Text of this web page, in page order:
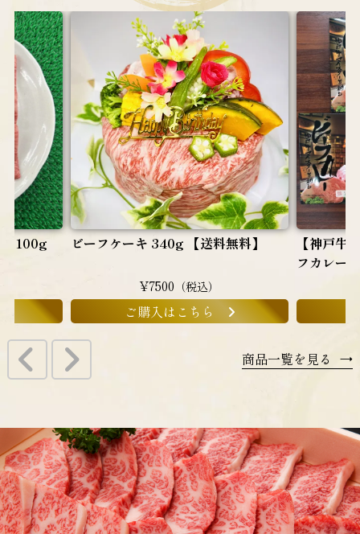
100g ビーフケーキ 340g 【送料無料】
¥7500 （税込）
ご購入はこちら
【神戸牛
フカレー
商品一覧を見る →